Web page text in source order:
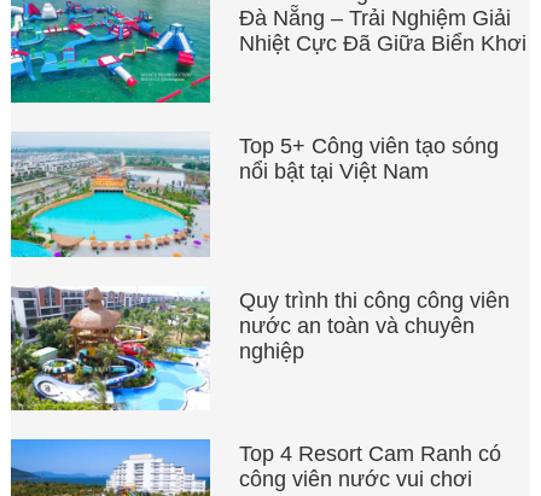
Đà Nẵng – Trải Nghiệm Giải
Nhiệt Cực Đã Giữa Biển Khơi
Top 5+ Công viên tạo sóng
nổi bật tại Việt Nam
Quy trình thi công công viên
nước an toàn và chuyên
nghiệp
Top 4 Resort Cam Ranh có
công viên nước vui chơi